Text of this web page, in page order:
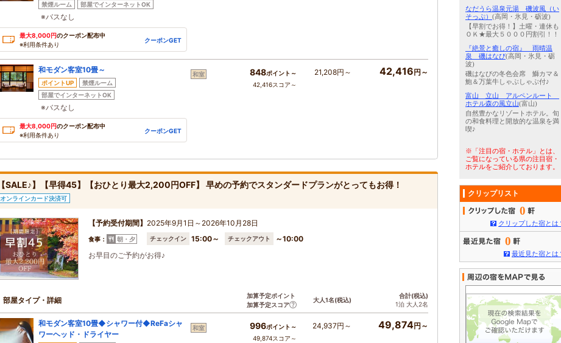
禁煙ルーム
部屋でインターネットOK
※バスなし
最大8,000円のクーポン配布中
※利用条件あり
クーポンGET
和モダン客室10畳～
ポイントUP
禁煙ルーム
部屋でインターネットOK
※バスなし
最大8,000円のクーポン配布中
※利用条件あり
クーポンGET
和室 848ポイント～
42,416スコア～
21,208円～ 42,416円～
【SALE♪】【早得45】【おひとり最大2,200円OFF】 早めの予約でスタンダードプランがとってもお得！
オンラインカード決済可
【予約受付期間】 2025年9月1日～2026年10月28日
食事： 朝・夕 チェックイン 15:00～ チェックアウト
～10:00
お早目のご予約がお得♪
部屋タイプ・詳細
加算予定ポイント
加算予定スコア
大人1名(税込)
合計(税込)
1泊 大人2名
和モダン客室10畳◆シャワー付◆ReFaシャ
ワーヘッド・ドライヤー
和室 996ポイント～
49,874スコア～
24,937円～ 49,874円～
なだうら温泉元湯 磯波風（い
そっぷ） (高岡・氷見・砺波)
【早割でお得！】土曜・連休も
ＯＫ★最大５０００円割引！！
『絶景と癒しの宿』 雨晴温
泉 磯はなび(高岡・氷見・砺
波)
磯はなびの冬色会席 鰤カマ＆
鮑＆万葉牛しゃぶしゃぶ付♪
富山 立山 アルペンルート
ホテル森の風立山(富山)
自然豊かなリゾートホテル。旬
の和食料理と開放的な温泉を満
喫♪
※「注目の宿・ホテル」とは、
ご覧になっている県の注目宿・
ホテルをご紹介しております。
クリップリスト
0
クリップした宿とは
0
最近見た宿とは